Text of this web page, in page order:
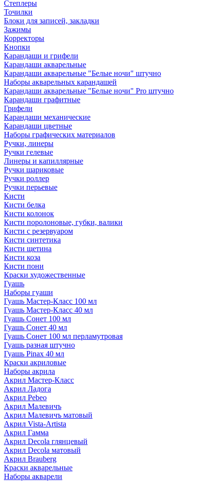
Степлеры
Точилки
Блоки для записей, закладки
Зажимы
Корректоры
Кнопки
Карандаши и грифели
Карандаши акварельные
Карандаши акварельные "Белые ночи" штучно
Наборы акварельных карандашей
Карандаши акварельные "Белые ночи" Pro штучно
Карандаши графитные
Грифели
Карандаши механические
Карандаши цветные
Наборы графических материалов
Ручки, линеры
Ручки гелевые
Линеры и капиллярные
Ручки шариковые
Ручки роллер
Ручки перьевые
Кисти
Кисти белка
Кисти колонок
Кисти поролоновые, губки, валики
Кисти с резервуаром
Кисти синтетика
Кисти щетина
Кисти коза
Кисти пони
Краски художественные
Гуашь
Наборы гуаши
Гуашь Мастер-Класс 100 мл
Гуашь Мастер-Класс 40 мл
Гуашь Сонет 100 мл
Гуашь Сонет 40 мл
Гуашь Сонет 100 мл перламутровая
Гуашь разная штучно
Гуашь Pinax 40 мл
Краски акриловые
Наборы акрила
Акрил Мастер-Класс
Акрил Ладога
Акрил Pebeo
Акрил Малевичъ
Акрил Малевичъ матовый
Акрил Vista-Artista
Акрил Гамма
Акрил Decola глянцевый
Акрил Decola матовый
Акрил Brauberg
Краски акварельные
Наборы акварели